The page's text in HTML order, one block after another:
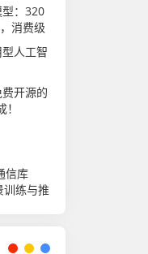
：320
消费级
人工智
开源的
信库
训练与推